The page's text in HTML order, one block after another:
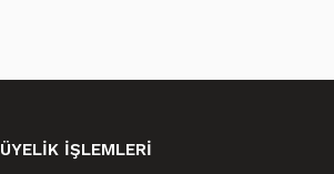
ÜYELİK İŞLEMLERİ